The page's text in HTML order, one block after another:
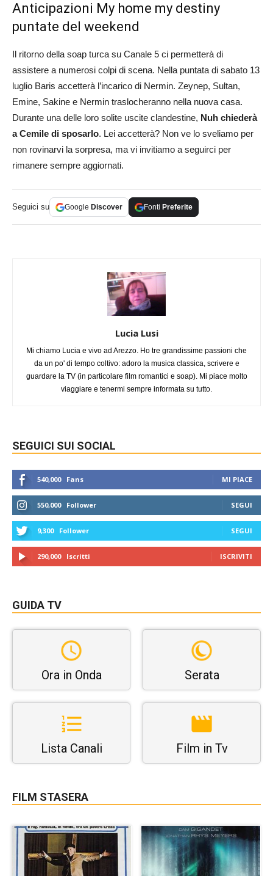
Anticipazioni My home my destiny
puntate del weekend
Il ritorno della soap turca su Canale 5 ci permetterà di
assistere a numerosi colpi di scena. Nella puntata di sabato 13
luglio Baris accetterà l’incarico di Nermin. Zeynep, Sultan,
Emine, Sakine e Nermin traslocheranno nella nuova casa.
Durante una delle loro solite uscite clandestine, Nuh chiederà
a Cemile di sposarlo. Lei accetterà? Non ve lo sveliamo per
non rovinarvi la sorpresa, ma vi invitiamo a seguirci per
rimanere sempre aggiornati.
Seguici su Google Discover Fonti Preferite
Lucia Lusi
Mi chiamo Lucia e vivo ad Arezzo. Ho tre grandissime passioni che
da un po' di tempo coltivo: adoro la musica classica, scrivere e
guardare la TV (in particolare film romantici e soap). Mi piace molto
viaggiare e tenermi sempre informata su tutto.
SEGUICI SUI SOCIAL
540,000 Fans MI PIACE
550,000 Follower SEGUI
9,300 Follower SEGUI
290,000 Iscritti ISCRIVITI
GUIDA TV
Ora in Onda Serata
Lista Canali Film in Tv
FILM STASERA